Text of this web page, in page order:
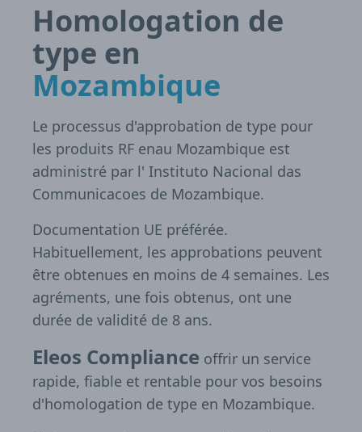
Homologation de
type en
Mozambique
Le processus d'approbation de type pour
les produits RF enau Mozambique est
administré par l' Instituto Nacional das
Communicacoes de Mozambique.
Documentation UE préférée.
Habituellement, les approbations peuvent
être obtenues en moins de 4 semaines. Les
agréments, une fois obtenus, ont une
durée de validité de 8 ans.
Eleos Compliance offrir un service
rapide, fiable et rentable pour vos besoins
d'homologation de type en Mozambique.